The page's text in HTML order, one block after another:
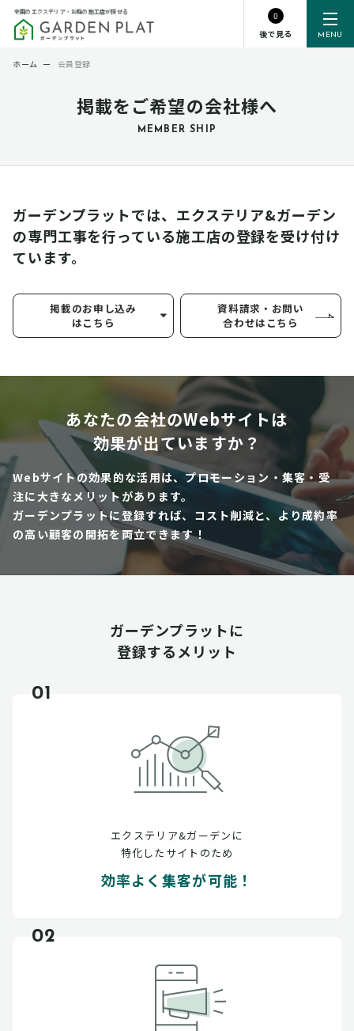
MENU
全国のエクステリア・お庭の施工店が探せる
0
後で見る
掲載をご希望の会社様へ
MEMBER SHIP
ホーム ー 会員登録
ガーデンプラットでは、エクステリア&ガーデン
の専門工事を行っている施工店の登録を受け付け
ています。
掲載のお申し込み
はこちら
資料請求・お問い
合わせはこちら
あなたの会社のWebサイトは
効果が出ていますか？
Webサイトの効果的な活用は、プロモーション・集客・受
注に大きなメリットがあります。
ガーデンプラットに登録すれば、コスト削減と、より成約率
の高い顧客の開拓を両立できます！
ガーデンプラットに
登録するメリット
01
エクステリア&ガーデンに
特化したサイトのため
効率よく集客が可能！
02